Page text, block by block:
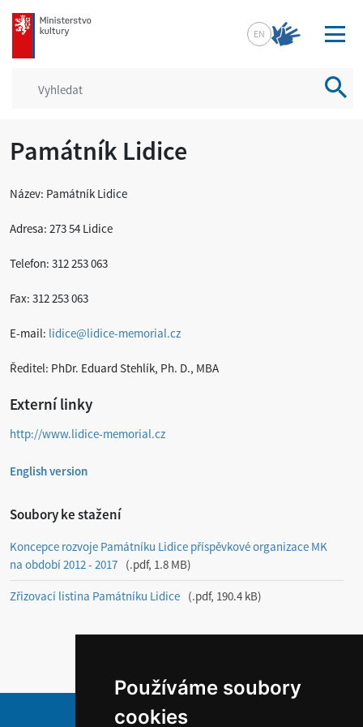
Používáme soubory
cookies
mkcr.cz
EN
Památník Lidice
Název: Památník Lidice
Adresa: 273 54 Lidice
Telefon: 312 253 063
Fax: 312 253 063
E-mail: lidice@lidice-memorial.cz
Ředitel: PhDr. Eduard Stehlík, Ph. D., MBA
Externí linky
http://www.lidice-memorial.cz
English version
Soubory ke stažení
Koncepce rozvoje Památníku Lidice příspěvkové organizace MK
na období 2012 - 2017
.pdf, 1.8 MB
Zřizovací listina Památníku Lidice .pdf, 190.4 kB